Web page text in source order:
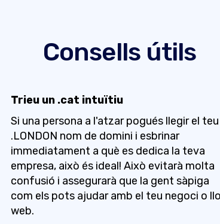
Consells útils
Trieu un .cat intuïtiu
Si una persona a l'atzar pogués llegir el teu
.LONDON nom de domini i esbrinar
immediatament a què es dedica la teva
empresa, això és ideal! Això evitarà molta
confusió i assegurarà que la gent sàpiga
com els pots ajudar amb el teu negoci o
web.